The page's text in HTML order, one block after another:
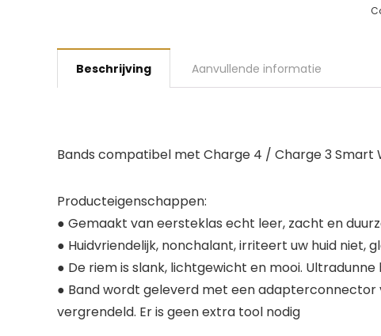
Beschrijving Aanvullende informatie
Bands compatibel met Charge 4 / Charge 3
Producteigenschappen:
● Gemaakt van eersteklas echt leer, zacht en
● Huidvriendelijk, nonchalant, irriteert uw huid
● De riem is slank, lichtgewicht en mooi.
● Band wordt geleverd met een
vergrendeld. Er is geen extra tool nodig